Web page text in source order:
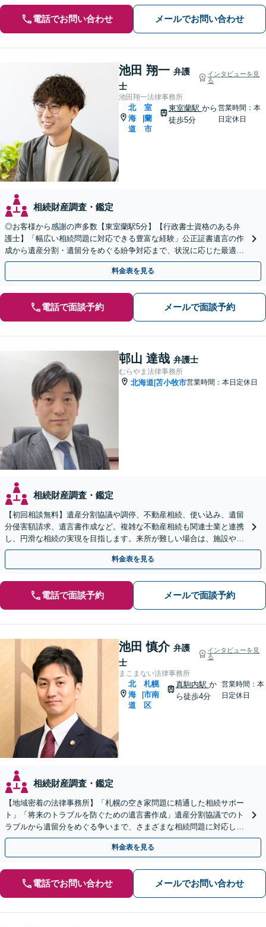
電話でお問い合わせ メールでお問い合わせ
池田 翔一 弁護
士
インタビューを見
る
池田翔一法律事務所
北
海
道
|
室
蘭
市
東室蘭駅 から
徒歩5分
営業時間：本
日定休日
相続財産調査・鑑定
◎お客様から感謝の声多数【東室蘭駅5分】【行政書士資格のある弁
護士】「幅広い相続問題に対応できる豊富な経験」公正証書遺言の作
成から遺産分割・遺留分をめぐる紛争対応まで、状況に応じた最適な
方法をご提案します【夜間相談可】
料金表を見る
電話で面談予約 メールで面談予約
邨山 達哉 弁護士
むらやま法律事務所
北海道 苫小牧市営業時間：本日定休日
相続財産調査・鑑定
【初回相談無料】遺産分割協議や調停、不動産相続、使い込み、遺留
分侵害額請求、遺言書作成など。複雑な不動産相続も関連士業と連携
し、円滑な相続の実現を目指します。来所が難しい場合は、施設や病
院への出張相談も対応可能です【弁護士歴19年以上】
料金表を見る
電話で面談予約 メールで面談予約
池田 慎介 弁護
士
インタビューを見
る
まこまない法律事務所
北
海
道
札幌
市南
区
真駒内駅 か
ら徒歩4分
営業時間：本
日定休日
相続財産調査・鑑定
【地域密着の法律事務所】「札幌の空き家問題に精通した相続サポー
ト」「将来のトラブルを防ぐための遺言書作成」遺産分割協議でのト
ラブルから遺留分をめぐる争いまで、さまざまな相続問題に対応して
います「アクセス良好・WEB面談対応で安心の相談」
料金表を見る
電話でお問い合わせ メールでお問い合わせ